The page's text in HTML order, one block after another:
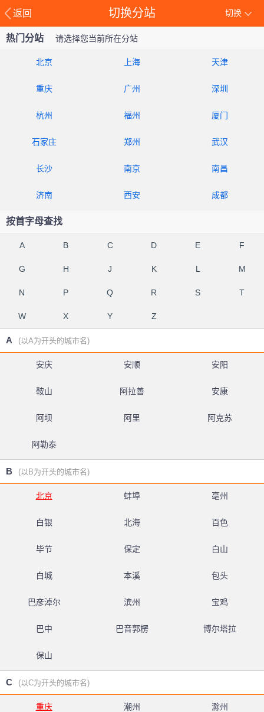
返回 切换
切换分站
热门分站 请选择您当前所在分站
北京 上海 天津
重庆 广州 深圳
杭州 福州 厦门
石家庄 郑州 武汉
长沙 南京 南昌
济南 西安 成都
按首字母查找
A B C D E F
G H J K L M
N P Q R S T
W X Y Z
A (以A为开头的城市名)
安庆 安顺 安阳
鞍山 阿拉善 安康
阿坝 阿里 阿克苏
阿勒泰
B (以B为开头的城市名)
北京 蚌埠 亳州
白银 北海 百色
毕节 保定 白山
白城 本溪 包头
巴彦淖尔 滨州 宝鸡
巴中 巴音郭楞 博尔塔拉
保山
C (以C为开头的城市名)
重庆 潮州 滁州